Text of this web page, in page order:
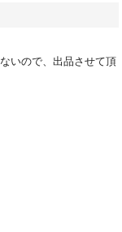
いので、出品させて頂